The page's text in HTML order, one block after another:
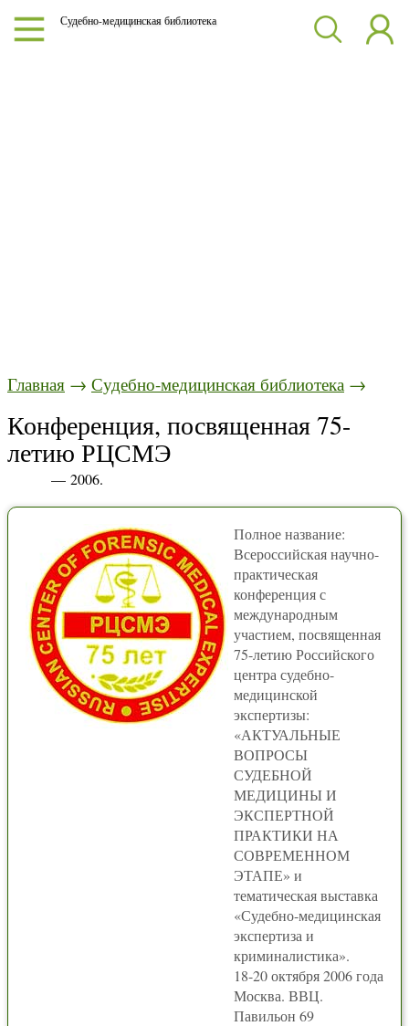
Судебно-медицинская библиотека
Главная → Судебно-медицинская библиотека →
Конференция, посвященная 75-
летию РЦСМЭ
— 2006.
Полное название:
Всероссийская научно-
практическая
конференция с
международным
участием, посвященная
75-летию Российского
центра судебно-
медицинской
экспертизы:
«АКТУАЛЬНЫЕ
ВОПРОСЫ
СУДЕБНОЙ
МЕДИЦИНЫ И
ЭКСПЕРТНОЙ
ПРАКТИКИ НА
СОВРЕМЕННОМ
ЭТАПЕ» и
тематическая выставка
«Судебно-медицинская
экспертиза и
криминалистика».
18-20 октября 2006 года
Москва. ВВЦ.
Павильон 69